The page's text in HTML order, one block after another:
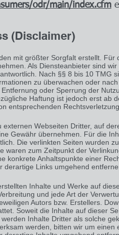
odr/main/index.cfm
(Disclaimer)
mit größter Sorgfalt erstellt.
Als Diensteanbieter sind
Nach §§ 8 bis 10 TMG
zu überwachen oder
oder Sperrung der
Haftung ist jedoch erst ab
entsprechenden
externen Webseiten Dritter, auf
Gewähr übernehmen. Für die
Die verlinkten Seiten wurden
waren zum Zeitpunkt der
konkrete Anhaltspunkte einer
derartige Links umgehend
Inhalte und Werke auf
und jede Art der
Autors bzw. Erstellers.
Soweit die Inhalte auf dieser
Inhalte Dritter als solche
werden, bitten wir um